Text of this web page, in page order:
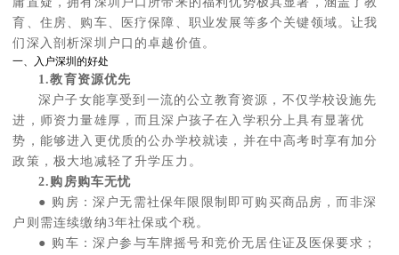
育、住房、购车、医疗保障、职业发展等多个关键领域。让我
们深入剖析深圳户口的卓越价值。
一、入户深圳的好处
1.教育资源优先
深户子女能享受到一流的公立教育资源，不仅学校设施先
进，师资力量雄厚，而且深户孩子在入学积分上具有显著优
势，能够进入更优质的公办学校就读，并在中高考时享有加分
政策，极大地减轻了升学压力。
2.购房购车无忧
● 购房：深户无需社保年限限制即可购买商品房，而非深
户则需连续缴纳3年社保或个税。
● 购车：深户参与车牌摇号和竞价无居住证及医保要求；